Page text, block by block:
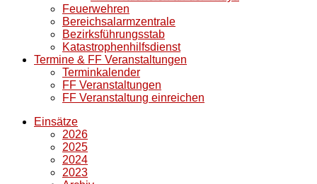
Feuerwehren
Bereichsalarmzentrale
Bezirksführungsstab
Katastrophenhilfsdienst
Termine & FF Veranstaltungen
Terminkalender
FF Veranstaltungen
FF Veranstaltung einreichen
Einsätze
2026
2025
2024
2023